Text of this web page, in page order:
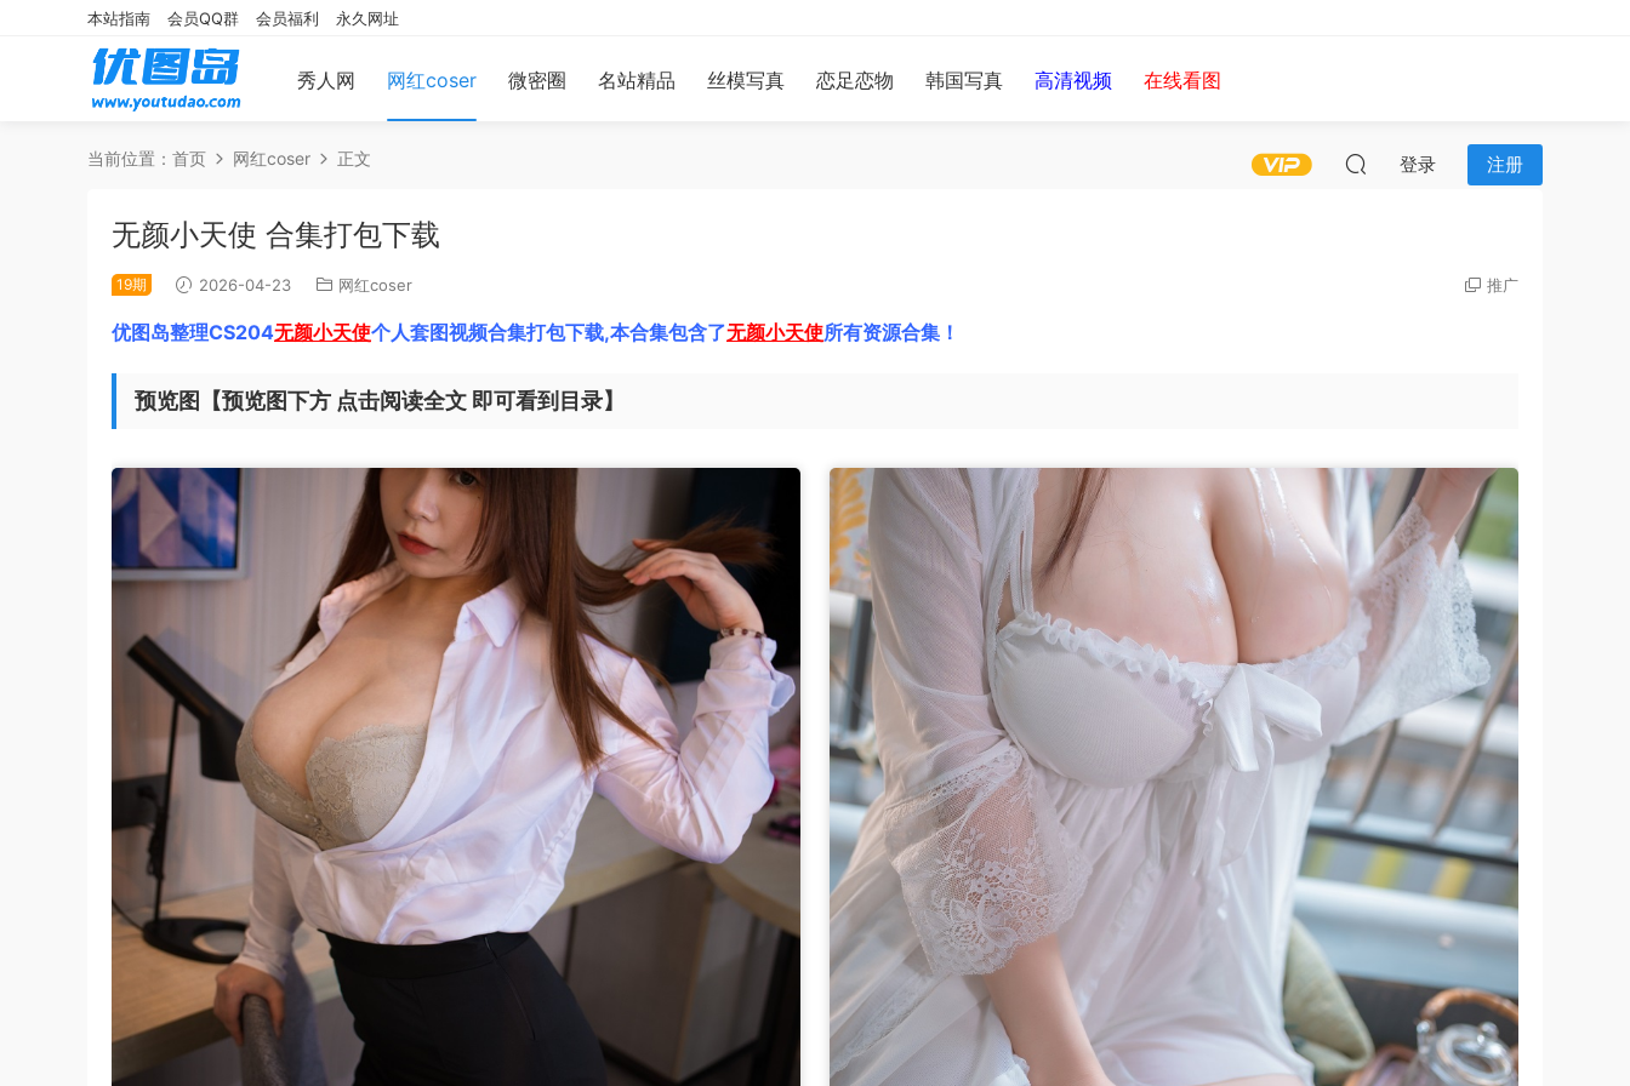
秀人网 网红coser 微密圈 名站精品 丝模写真 恋足恋物 韩国写真 高清视频 在线看图
登录 注册
本站指南 会员QQ群 会员福利 永久网址
当前位置： 首页 网红coser 正文
无颜小天使 合集打包下载
19期 2026-04-23 网红coser 推广
优图岛整理CS204无颜小天使个人套图视频合集打包下载,本合集包含了无颜小天使所有资源合集！
预览图【预览图下方 点击阅读全文 即可看到目录】